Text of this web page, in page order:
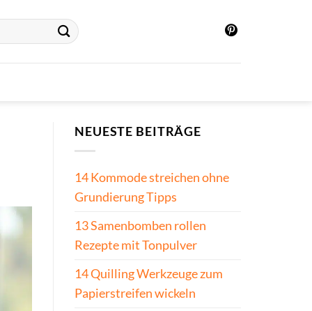
NEUESTE BEITRÄGE
14 Kommode streichen ohne
Grundierung Tipps
13 Samenbomben rollen
Rezepte mit Tonpulver
14 Quilling Werkzeuge zum
Papierstreifen wickeln